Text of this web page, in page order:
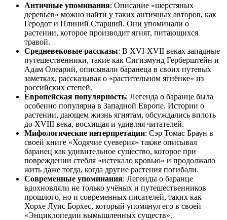
Античные упоминания: Описание «шерстяных
деревьев» можно найти у таких античных авторов, как
Геродот и Плиний Старший. Они упоминали о
растении, которое производит ягнят, питающихся
травой.
Средневековые рассказы: В XVI-XVII веках западные
путешественники, такие как Сигизмунд Герберштейн и
Адам Олеарий, описывали баранеца в своих путевых
заметках, рассказывая о «растительном ягнёнке» из
российских степей.
Европейская популярность: Легенда о баранце была
особенно популярна в Западной Европе. Истории о
растении, дающем жизнь ягнятам, обсуждались вплоть
до XVIII века, восхищая и удивляя читателей.
Мифологические интерпретации: Сэр Томас Браун в
своей книге «Ходячие суеверия» также описывал
баранец как удивительное существо, которое при
повреждении стебля «истекало кровью» и продолжало
жить даже тогда, когда другие растения погибали.
Современные упоминания: Легенды о баранце
вдохновляли не только учёных и путешественников
прошлого, но и современных писателей, таких как
Хорхе Луис Борхес, который упомянул его в своей
«Энциклопедии вымышленных существ».